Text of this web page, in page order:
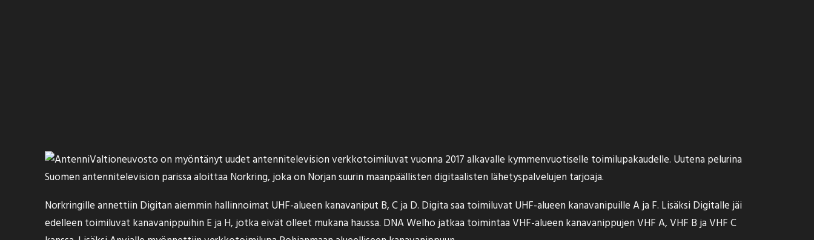
Valtioneuvosto on myöntänyt uudet antennitelevision verkkotoimiluvat vuonna 2017 alkavalle kymmenvuotiselle toimilupakaudelle. Uutena pelurina
Suomen antennitelevision parissa aloittaa Norkring, joka on Norjan suurin maanpäällisten digitaalisten lähetyspalvelujen tarjoaja.
Norkringille annettiin Digitan aiemmin hallinnoimat UHF-alueen kanavaniput B, C ja D. Digita saa toimiluvat UHF-alueen kanavanipuille A ja F. Lisäksi Digitalle jäi
edelleen toimiluvat kanavanippuihin E ja H, jotka eivät olleet mukana haussa. DNA Welho jatkaa toimintaa VHF-alueen kanavanippujen VHF A, VHF B ja VHF C